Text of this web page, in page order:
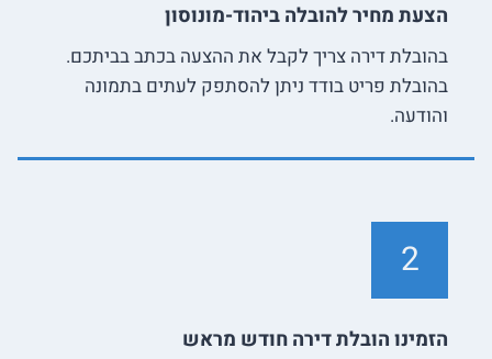
הצעת מחיר להובלה ביהוד-מונוסון
בהובלת דירה צריך לקבל את ההצעה בכתב בביתכם.
בהובלת פריט בודד ניתן להסתפק לעתים בתמונה
והודעה.
2
הזמינו הובלת דירה חודש מראש